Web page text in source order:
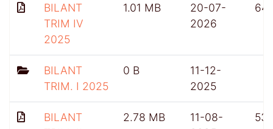
BILANT
TRIM IV
2025
1.01 MB
20-07-
2026
64
BILANT
TRIM. I 2025
0 B
11-12-
2025
BILANT
2.78 MB
11-08-